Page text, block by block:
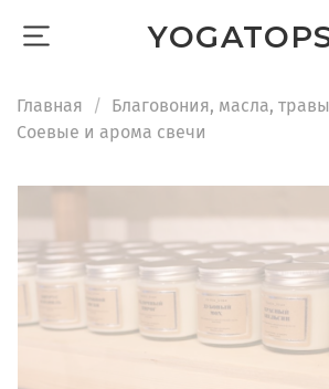
Главная
Благовония, масла,
Соевые и арома свечи